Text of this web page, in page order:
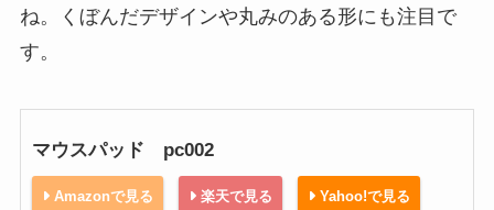
ね。くぼんだデザインや丸みのある形にも注目で
す。
マウスパッド pc002
Amazonで見る 楽天で見る Yahoo!で見る